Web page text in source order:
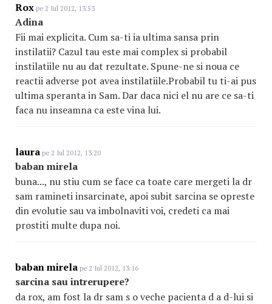
Rox pe 2 Iul 2012, 13:53
Adina
Fii mai explicita. Cum sa-ti ia ultima sansa prin
instilatii? Cazul tau este mai complex si probabil
instilatiile nu au dat rezultate. Spune-ne si noua ce
reactii adverse pot avea instilatiile.Probabil tu ti-ai pus
ultima speranta in Sam. Dar daca nici el nu are ce sa-ti
faca nu inseamna ca este vina lui.
laura pe 2 Iul 2012, 13:20
baban mirela
buna..., nu stiu cum se face ca toate care mergeti la dr
sam ramineti insarcinate, apoi subit sarcina se opreste
din evolutie sau va imbolnaviti voi, credeti ca mai
prostiti multe dupa noi.
baban mirela pe 2 Iul 2012, 13:16
sarcina sau intrerupere?
da rox, am fost la dr sam s o veche pacienta d a d-lui si